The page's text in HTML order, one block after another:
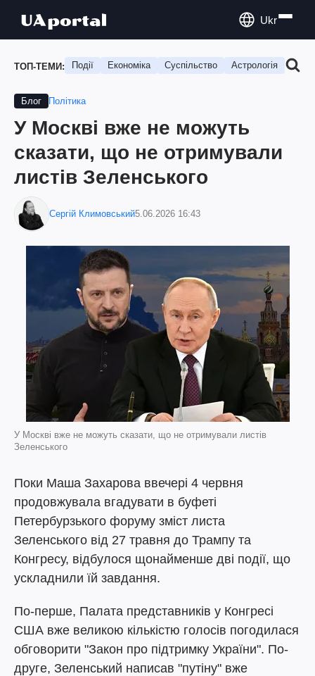
Ukr
ТОП-ТЕМИ: Події Економіка Суспільство Астрологія
Блог Політика
У Москві вже не можуть
сказати, що не отримували
листів Зеленського
Сергій Климовський5.06.2026 16:43
У Москві вже не можуть сказати, що не отримували листів
Зеленського
Поки Маша Захарова ввечері 4 червня
продовжувала вгадувати в буфеті
Петербурзького форуму зміст листа
Зеленського від 27 травня до Трампу та
Конгресу, відбулося щонайменше дві події, що
ускладнили їй завдання.
По-перше, Палата представників у Конгресі
США вже великою кількістю голосів погодилася
обговорити "Закон про підтримку України". По-
друге, Зеленський написав "путіну" вже